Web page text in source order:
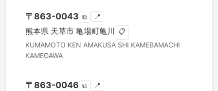
〒 863-0043 ⧉ 📍
熊本県 天草市 亀場町亀川 📋
KUMAMOTO KEN AMAKUSA SHI KAMEBAMACHI
KAMEGAWA
〒 863-0046 ⧉ 📍